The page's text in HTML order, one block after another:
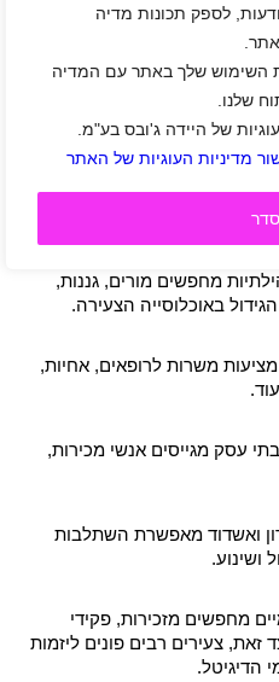
לספק תכונות מדיה
השימוש שלך באתר עם המדיה
שלנו.
של היידה ג'ובס בע"מ.
מדיניות העוגיות של האתר
כפול: מצד אחד שקט של יישוב
ומצד שני נגישות מצוינת
ואשקלון. תושבי היישוב נהנים
ושירותים עירוניים
לחיים פרטיים.
מחפשים מורים, גננות,
באוכלוסייה הצעירה.
משרות לרופאים, אחיות,
עסק מגייסים אנשי מכירות,
ואשדוד מאפשרת השתלבות
ושינוע.
מחפשים מזכירות, פקידי
זאת, צעירים רבים פונים ליזמות
הדיגיטל.